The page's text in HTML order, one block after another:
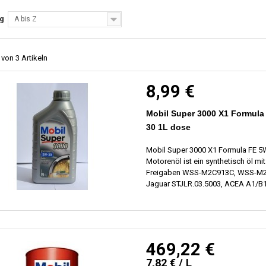
A bis Z
3 Artikeln
8,99 €
Mobil Super 3000 X1 Formula
30 1L dose
Mobil Super 3000 X1 Formula FE
Motorenöl ist ein synthetisch öl
Freigaben WSS-M2C913C, WSS-
Jaguar STJLR.03.5003, ACEA A1/
469,22 €
7,82 € / L